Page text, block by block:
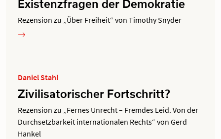
Existenzfragen der Demokratie
Rezension zu „Über Freiheit“ von Timothy Snyder
Daniel Stahl
Zivilisatorischer Fortschritt?
Rezension zu „Fernes Unrecht – Fremdes Leid. Von der
Durchsetzbarkeit internationalen Rechts“ von Gerd
Hankel